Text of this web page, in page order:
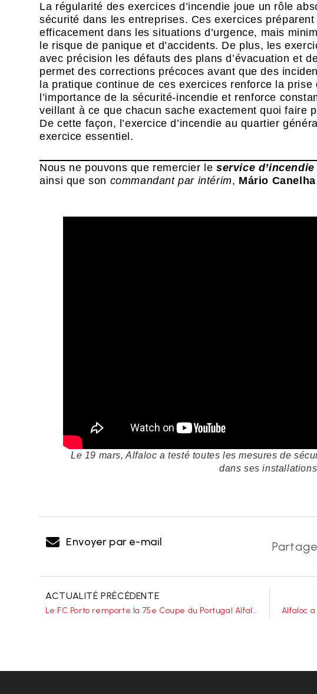
La régularité des exercices d’incendie joue un rôle
sécurité dans les entreprises. Ces exercices
efficacement dans les situations d’urgence, mais
le risque de panique et d’accidents. De plus, les
avec précision les défauts des plans d’évacuation et
permet des corrections précoces avant que des
la pratique continue de ces exercices renforce la
l’importance de la sécurité-incendie et renforce
veillant à ce que chacun sache exactement quoi faire
De cette façon, l’exercice d’incendie au quartier
exercice essentiel.
Nous ne pouvons que remercier le service
ainsi que son commandant par intérim, Mário
Le 19 mars, Alfaloc a testé toutes les mesures de
dans ses
Envoyer par e-mail
ACTUALITÉ PRÉCÉDENTE
Le FC Porto remporte la 75e Coupe du Portugal Alfaloc